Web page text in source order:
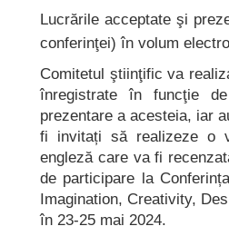
Lucrările acceptate şi
conferinţei) în volum
Comitetul ştiinţific va
înregistrate în funcţie
prezentare a acesteia, iar
fi invitați să realizeze o
engleză care va fi
de participare la
Imagination, Creativity,
în 23-25 mai 2024.